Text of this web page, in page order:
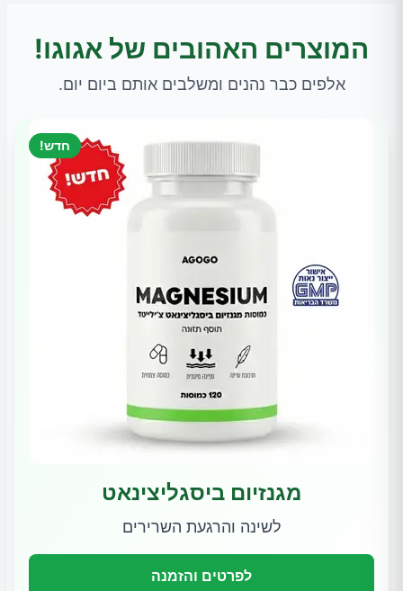
המוצרים האהובים של אגוגו!
אלפים כבר נהנים ומשלבים אותם ביום יום.
חדש!
מגנזיום ביסגליצינאט
לשינה והרגעת השרירים
לפרטים והזמנה